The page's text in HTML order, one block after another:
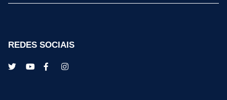
REDES SOCIAIS